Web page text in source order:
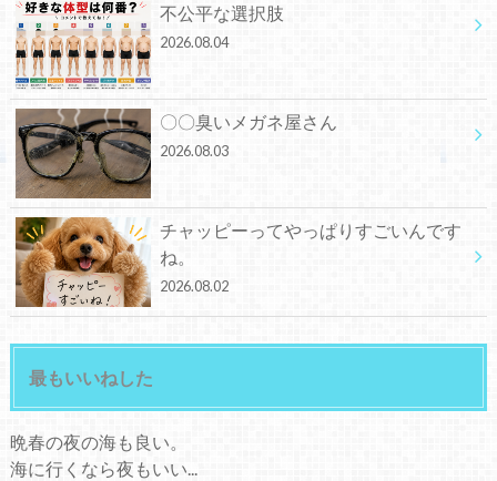
不公平な選択肢
2026.08.04
〇〇臭いメガネ屋さん
2026.08.03
チャッピーってやっぱりすごいんです
ね。
2026.08.02
最もいいねした
晩春の夜の海も良い。
海に行くなら夜もいい...